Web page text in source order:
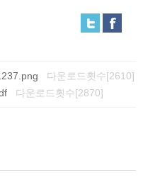
다운로드횟수[2610]
다운로드횟수[2870]